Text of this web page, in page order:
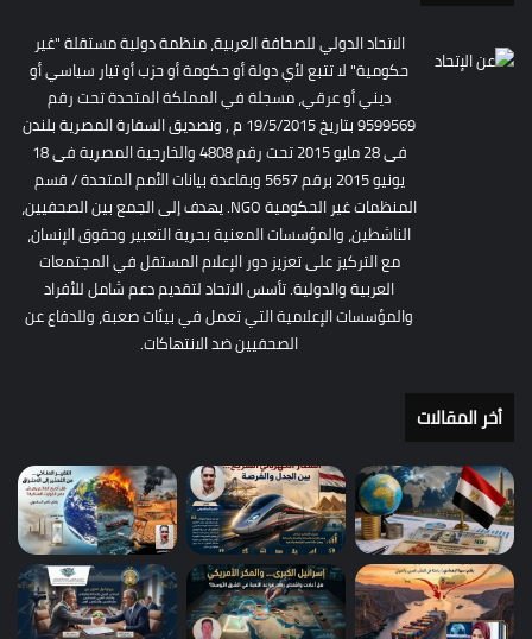
الاتحاد الدولي للصحافة العربية، منظمة دولية مستقلة "غير
حكومية" لا تتبع لأي دولة أو حكومة أو حزب أو تيار سياسي أو
ديني أو عرقي، مسجلة في المملكة المتحدة تحت رقم
9599569 بتاريخ 19/5/2015 م , وتصديق السفارة المصرية بلندن
فى 28 مايو 2015 تحت رقم 4808 والخارجية المصرية فى 18
يونيو 2015 برقم 5657 وبقاعدة بيانات الأمم المتحدة / قسم
المنظمات غير الحكومية NGO. يهدف إلى الجمع بين الصحفيين،
الناشطين، والمؤسسات المعنية بحرية التعبير وحقوق الإنسان،
مع التركيز على تعزيز دور الإعلام المستقل في المجتمعات
العربية والدولية. تأسس الاتحاد لتقديم دعم شامل للأفراد
والمؤسسات الإعلامية التي تعمل في بيئات صعبة، وللدفاع عن
الصحفيين ضد الانتهاكات.
أخر المقالات